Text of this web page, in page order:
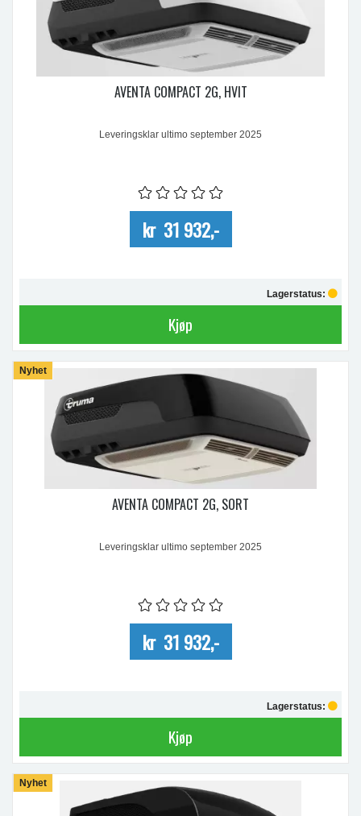
AVENTA COMPACT 2G, HVIT
Leveringsklar ultimo september 2025
kr 31 932,-
Lagerstatus:
Kjøp
Nyhet
AVENTA COMPACT 2G, SORT
Leveringsklar ultimo september 2025
kr 31 932,-
Lagerstatus:
Kjøp
Nyhet